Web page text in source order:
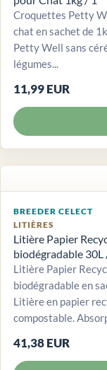
Croquettes Petty
chat en sachet de
Petty Well sans
légumes...
11,99 EUR
BREEDER CELECT
LITIÈRES
Litière Papier
biodégradable 30L
Litière Papier
biodégradable en
Litière en papier
compostable.
41,38 EUR